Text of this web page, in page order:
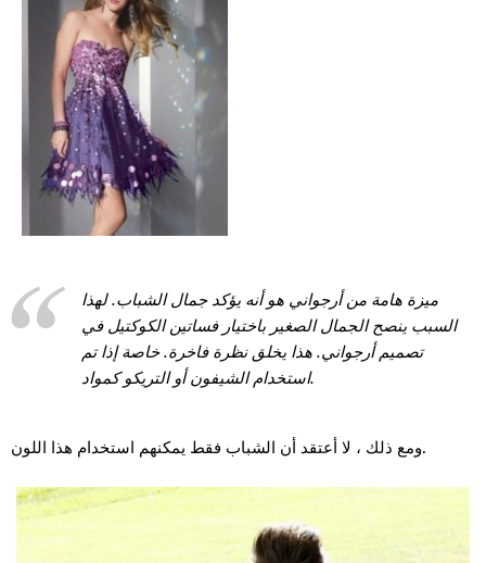
ميزة هامة من أرجواني هو أنه يؤكد جمال الشباب. لهذا
السبب ينصح الجمال الصغير باختيار فساتين الكوكتيل في
تصميم أرجواني. هذا يخلق نظرة فاخرة. خاصة إذا تم
استخدام الشيفون أو التريكو كمواد.
ومع ذلك ، لا أعتقد أن الشباب فقط يمكنهم استخدام هذا اللون.